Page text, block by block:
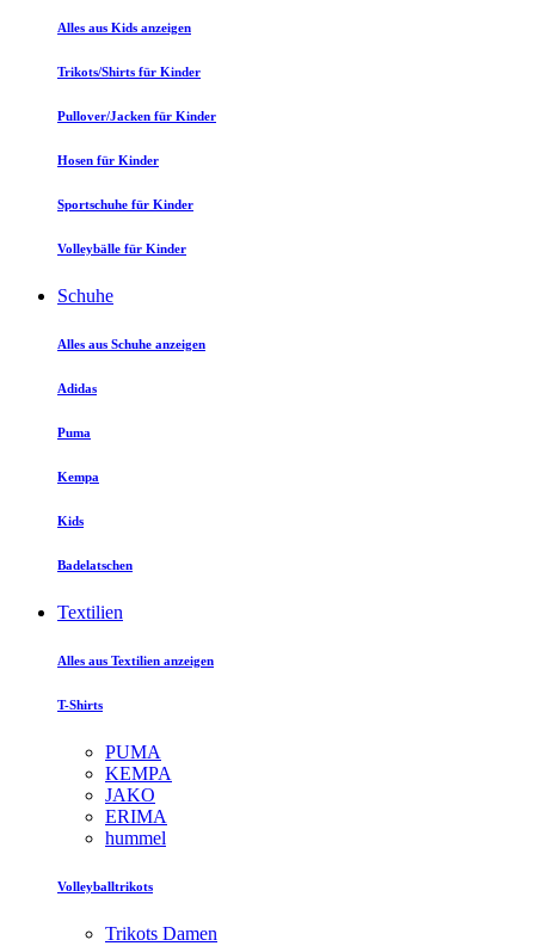
Alles aus Kids anzeigen
Trikots/Shirts für Kinder
Pullover/Jacken für Kinder
Hosen für Kinder
Sportschuhe für Kinder
Volleybälle für Kinder
Schuhe
Alles aus Schuhe anzeigen
Adidas
Puma
Kempa
Kids
Badelatschen
Textilien
Alles aus Textilien anzeigen
T-Shirts
PUMA
KEMPA
JAKO
ERIMA
hummel
Volleyballtrikots
Trikots Damen